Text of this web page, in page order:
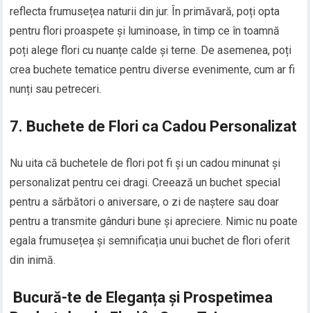
reflecta frumusețea naturii din jur. În primăvară, poți opta
pentru flori proaspete și luminoase, în timp ce în toamnă
poți alege flori cu nuanțe calde și terne. De asemenea, poți
crea buchete tematice pentru diverse evenimente, cum ar fi
nunți sau petreceri.
7. Buchete de Flori ca Cadou Personalizat
Nu uita că buchetele de flori pot fi și un cadou minunat și
personalizat pentru cei dragi. Creează un buchet special
pentru a sărbători o aniversare, o zi de naștere sau doar
pentru a transmite gânduri bune și apreciere. Nimic nu poate
egala frumusețea și semnificația unui buchet de flori oferit
din inimă.
Bucură-te de Eleganța și Prospetimea